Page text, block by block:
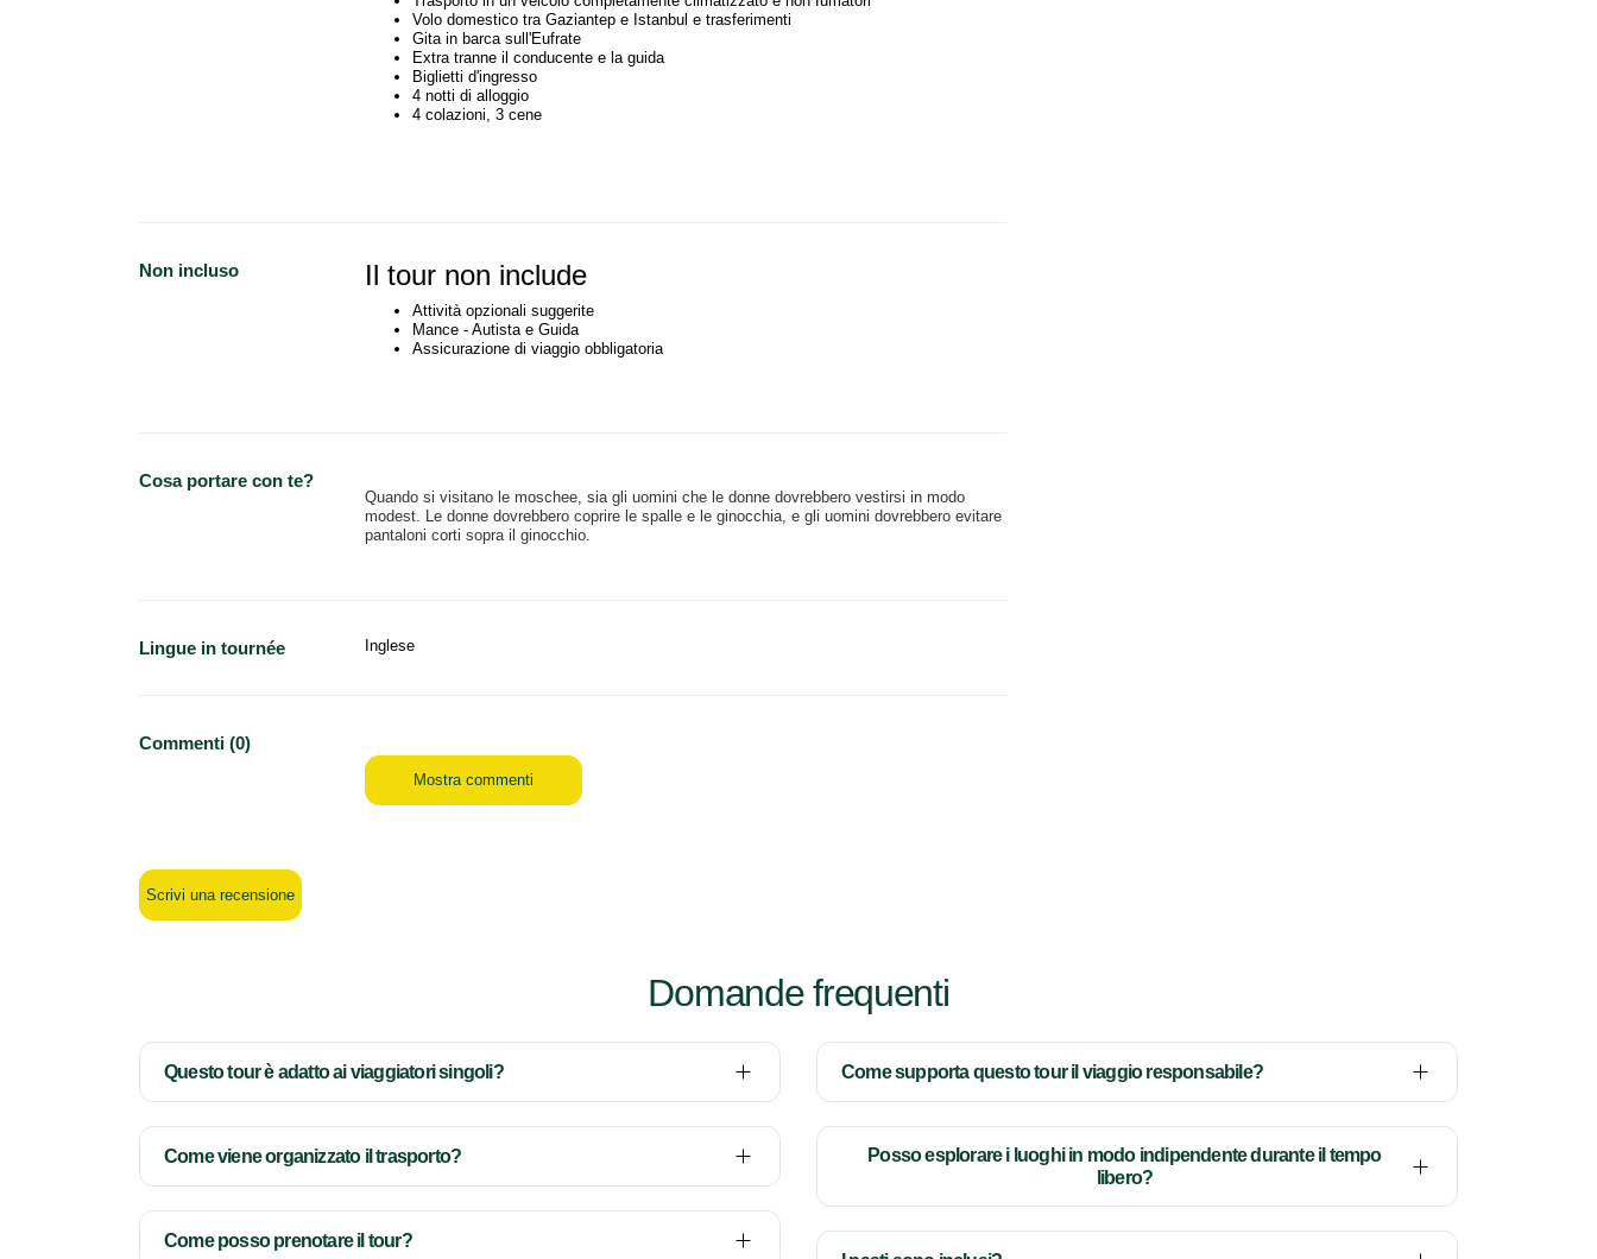
Volo domestico tra Gaziantep e Istanbul e trasferimenti
Gita in barca sull'Eufrate
Extra tranne il conducente e la guida
Biglietti d'ingresso
4 notti di alloggio
4 colazioni, 3 cene
Non incluso Il tour non include
Attività opzionali suggerite
Mance - Autista e Guida
Assicurazione di viaggio obbligatoria
Cosa portare con te?
Quando si visitano le moschee, sia gli uomini che le donne dovrebbero vestirsi in modo
modest. Le donne dovrebbero coprire le spalle e le ginocchia, e gli uomini dovrebbero evitare
pantaloni corti sopra il ginocchio.
Lingue in tournée Inglese
Commenti (0)
Mostra commenti
Scrivi una recensione
Domande frequenti
Questo tour è adatto ai viaggiatori singoli?
Come viene organizzato il trasporto?
Come posso prenotare il tour?
Come supporta questo tour il viaggio responsabile?
Posso esplorare i luoghi in modo indipendente durante il tempo
libero?